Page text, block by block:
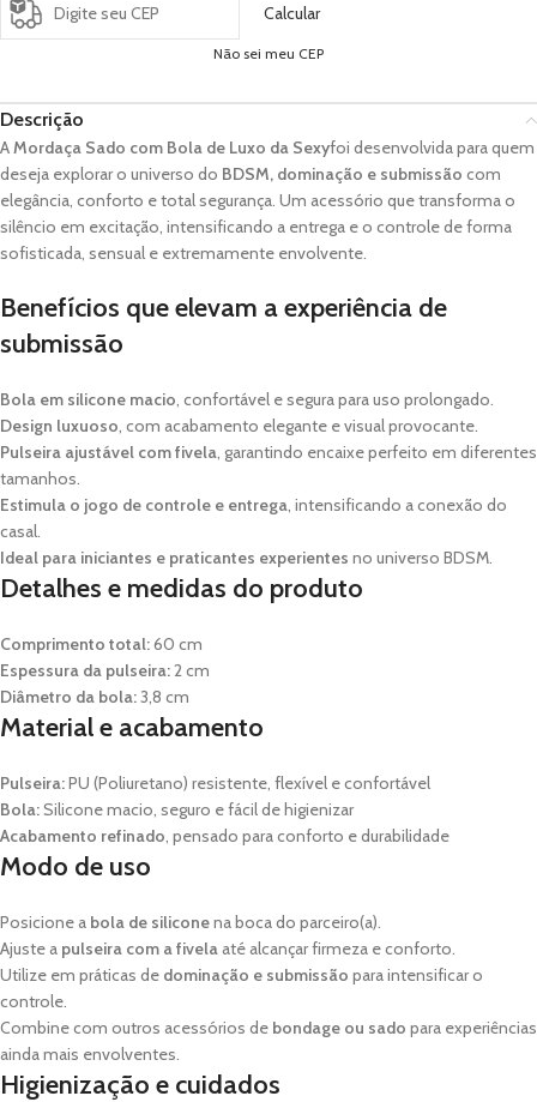
Calcular
Não sei meu CEP
Descrição
A Mordaça Sado com Bola de Luxo da Sexyfoi desenvolvida para quem
deseja explorar o universo do BDSM, dominação e submissão com
elegância, conforto e total segurança. Um acessório que transforma o
silêncio em excitação, intensificando a entrega e o controle de forma
sofisticada, sensual e extremamente envolvente.
Benefícios que elevam a experiência de
submissão
Bola em silicone macio , confortável e segura para uso prolongado.
Design luxuoso , com acabamento elegante e visual provocante.
Pulseira ajustável com fivela , garantindo encaixe perfeito em diferentes
tamanhos.
Estimula o jogo de controle e entrega , intensificando a conexão do
casal.
Ideal para iniciantes e praticantes experientes no universo BDSM.
Detalhes e medidas do produto
Comprimento total:60 cm
Espessura da pulseira:2 cm
Diâmetro da bola:3,8 cm
Material e acabamento
Pulseira:PU (Poliuretano) resistente, flexível e confortável
Bola:Silicone macio, seguro e fácil de higienizar
Acabamento refinado , pensado para conforto e durabilidade
Modo de uso
Posicione a bola de siliconena boca do parceiro(a).
Ajuste a pulseira com a fivela até alcançar firmeza e conforto.
Utilize em práticas de dominação e submissão para intensificar o
controle.
Combine com outros acessórios de bondage ou sado para experiências
ainda mais envolventes.
Higienização e cuidados